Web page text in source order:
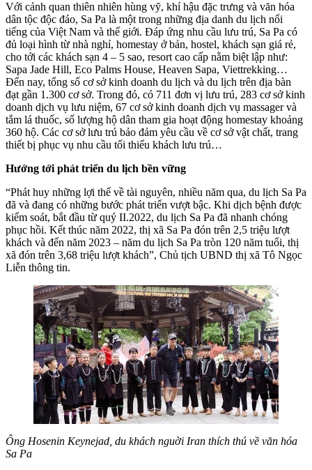
Với cảnh quan thiên nhiên hùng vỹ, khí hậu đặc trưng và văn hóa
dân tộc độc đáo, Sa Pa là một trong những địa danh du lịch nổi
tiếng của Việt Nam và thế giới. Đáp ứng nhu cầu lưu trú, Sa Pa có
đủ loại hình từ nhà nghỉ, homestay ở bản, hostel, khách sạn giá rẻ,
cho tới các khách sạn 4 – 5 sao, resort cao cấp nằm biệt lập như:
Sapa Jade Hill, Eco Palms House, Heaven Sapa, Viettrekking…
Đến nay, tổng số cơ sở kinh doanh du lịch và du lịch trên địa bàn
đạt gần 1.300 cơ sở. Trong đó, có 711 đơn vị lưu trú, 283 cơ sở kinh
doanh dịch vụ lưu niệm, 67 cơ sở kinh doanh dịch vụ massager và
tắm lá thuốc, số lượng hộ dân tham gia hoạt động homestay khoảng
360 hộ. Các cơ sở lưu trú bảo đảm yêu cầu về cơ sở vật chất, trang
thiết bị phục vụ nhu cầu tối thiểu khách lưu trú…
Hướng tới phát triển du lịch bền vững
“Phát huy những lợi thế về tài nguyên, nhiều năm qua, du lịch Sa Pa
đã và đang có những bước phát triển vượt bậc. Khi dịch bệnh được
kiểm soát, bắt đầu từ quý II.2022, du lịch Sa Pa đã nhanh chóng
phục hồi. Kết thúc năm 2022, thị xã Sa Pa đón trên 2,5 triệu lượt
khách và đến năm 2023 – năm du lịch Sa Pa tròn 120 năm tuổi, thị
xã đón trên 3,68 triệu lượt khách”, Chủ tịch UBND thị xã Tô Ngọc
Liễn thông tin.
Ông Hosenin Keynejad, du khách nguời Iran thích thú về văn hóa
Sa Pa